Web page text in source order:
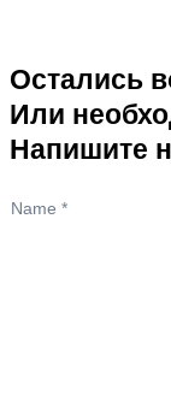
Остались
Или
Напишите
Name *